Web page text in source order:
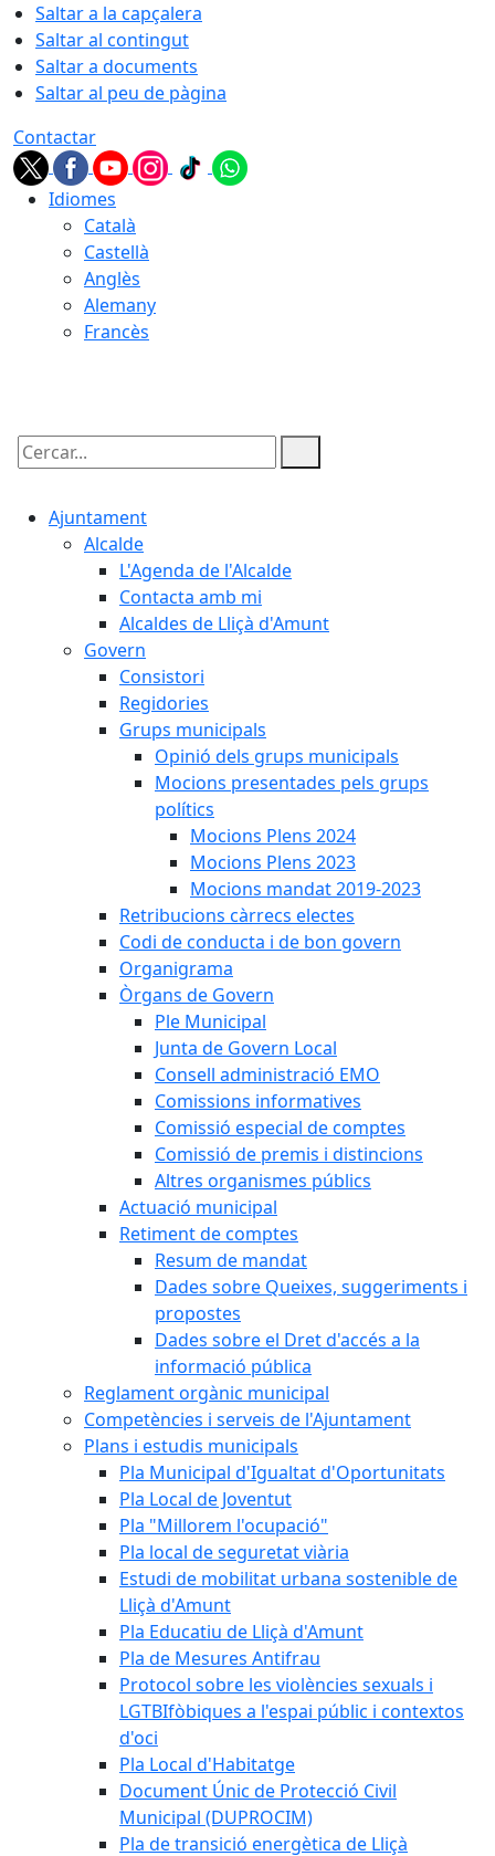
Saltar a la capçalera
Saltar al contingut
Saltar a documents
Saltar al peu de pàgina
Contactar
Idiomes
Català
Castellà
Anglès
Alemany
Francès
Cercar:
Ajuntament
Alcalde
L'Agenda de l'Alcalde
Contacta amb mi
Alcaldes de Lliçà d'Amunt
Govern
Consistori
Regidories
Grups municipals
Opinió dels grups municipals
Mocions presentades pels grups
polítics
Mocions Plens 2024
Mocions Plens 2023
Mocions mandat 2019-2023
Retribucions càrrecs electes
Codi de conducta i de bon govern
Organigrama
Òrgans de Govern
Ple Municipal
Junta de Govern Local
Consell administració EMO
Comissions informatives
Comissió especial de comptes
Comissió de premis i distincions
Altres organismes públics
Actuació municipal
Retiment de comptes
Resum de mandat
Dades sobre Queixes, suggeriments i
propostes
Dades sobre el Dret d'accés a la
informació pública
Reglament orgànic municipal
Competències i serveis de l'Ajuntament
Plans i estudis municipals
Pla Municipal d'Igualtat d'Oportunitats
Pla Local de Joventut
Pla "Millorem l'ocupació"
Pla local de seguretat viària
Estudi de mobilitat urbana sostenible de
Lliçà d'Amunt
Pla Educatiu de Lliçà d'Amunt
Pla de Mesures Antifrau
Protocol sobre les violències sexuals i
LGTBIfòbiques a l'espai públic i contextos
d'oci
Pla Local d'Habitatge
Document Únic de Protecció Civil
Municipal (DUPROCIM)
Pla de transició energètica de Lliçà